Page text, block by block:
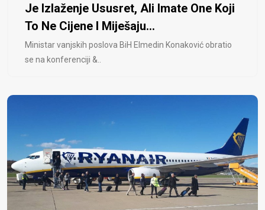
Je Izlaženje Ususret, Ali Imate One Koji
To Ne Cijene I Miješaju...
Ministar vanjskih poslova BiH Elmedin Konaković obratio
se na konferenciji &..